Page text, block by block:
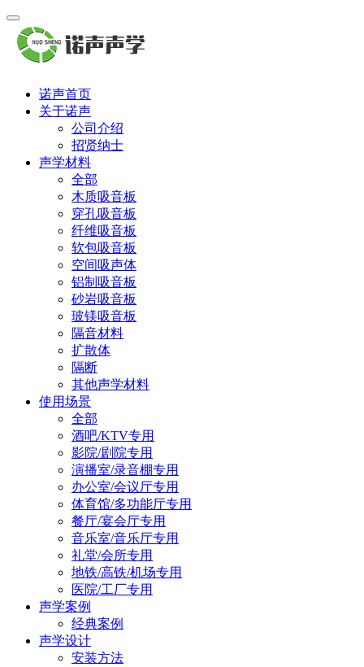
诺声首页
关于诺声
公司介绍
招贤纳士
声学材料
全部
木质吸音板
穿孔吸音板
纤维吸音板
软包吸音板
空间吸声体
铝制吸音板
砂岩吸音板
玻镁吸音板
隔音材料
扩散体
隔断
其他声学材料
使用场景
全部
酒吧/KTV专用
影院/剧院专用
演播室/录音棚专用
办公室/会议厅专用
体育馆/多功能厅专用
餐厅/宴会厅专用
音乐室/音乐厅专用
礼堂/会所专用
地铁/高铁/机场专用
医院/工厂专用
声学案例
经典案例
声学设计
安装方法